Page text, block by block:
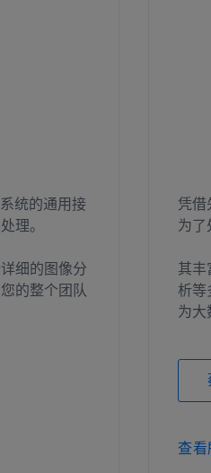
统的通用接
理。
细的图像分
的整个团队
凭借
为了
其丰
析等
为大
查看